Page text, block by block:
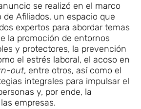
se realizó en el marco
de Afiliados, un espacio que
expertos para abordar temas
la promoción de entornos
y protectores, la prevención
el estrés laboral, el acoso en
out, entre otros, así como el
integrales para impulsar el
y, por ende, la
empresas.